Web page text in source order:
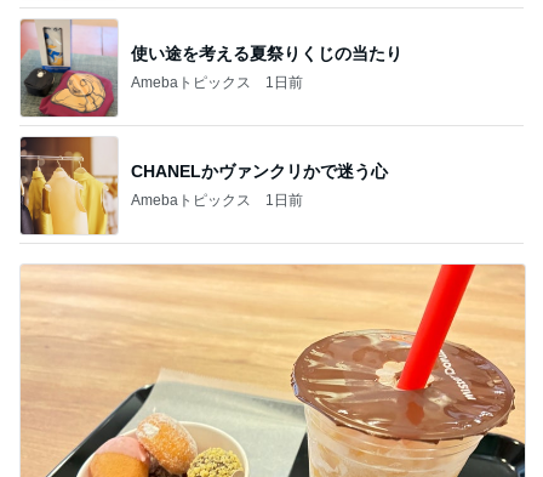
使い途を考える夏祭りくじの当たり
Amebaトピックス 1日前
CHANELかヴァンクリかで迷う心
Amebaトピックス 1日前